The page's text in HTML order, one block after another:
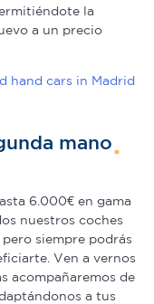
la
a un precio
hand cars in Madrid
mano
6.000€ en gama
nuestros coches
siempre podrás
Ven a vernos
acompañaremos de
a tus